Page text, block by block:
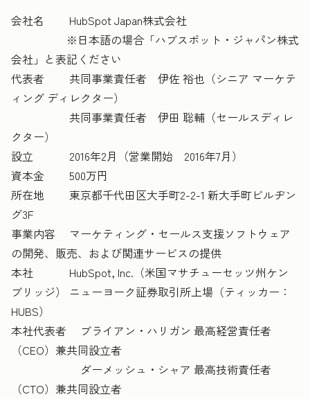
会社名 HubSpot Japan株式会社
※日本語の場合「ハブスポット・ジャパン株式
会社」と表記ください
代表者 共同事業責任者 伊佐 裕也（シニア マーケテ
ィング ディレクター）
共同事業責任者 伊田 聡輔（セールスディレ
クター）
設立 2016年2月（営業開始 2016年7月）
資本金 500万円
所在地 東京都千代田区大手町2-2-1 新大手町ビルヂン
グ3F
事業内容 マーケティング・セールス支援ソフトウェア
の開発、販売、および関連サービスの提供
本社 HubSpot, Inc.（米国マサチューセッツ州ケン
ブリッジ） ニューヨーク証券取引所上場（ティッカー：
HUBS）
本社代表者 ブライアン・ハリガン 最高経営責任者
（CEO）兼共同設立者
ダーメッシュ・シャア 最高技術責任者
（CTO）兼共同設立者